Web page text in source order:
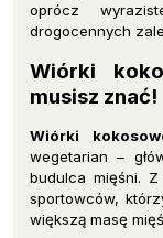
oprócz
drogocennych
Wiórki
musisz znać!
Wiórki
wegetarian –
budulca mięśni.
sportowców,
większą masę